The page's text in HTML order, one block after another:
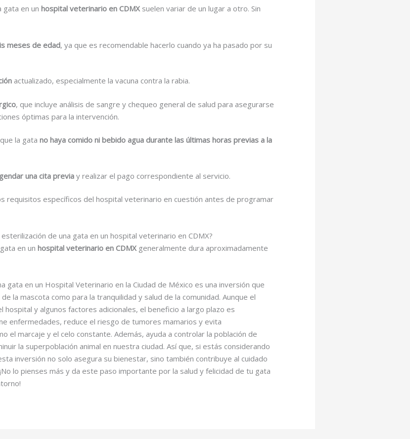
gata en un hospital veterinario en CDMX suelen variar de un lugar a otro. Sin
meses de edad, ya que es recomendable hacerlo cuando ya ha pasado por su
actualizado, especialmente la vacuna contra la rabia.
, que incluye análisis de sangre y chequeo general de salud para asegurarse
óptimas para la intervención.
la gata no haya comido ni bebido agua durante las últimas horas previas a la
una cita previay realizar el pago correspondiente al servicio.
requisitos específicos del hospital veterinario en cuestión antes de programar
de una gata en un hospital veterinario en CDMX?
en un hospital veterinario en CDMXgeneralmente dura aproximadamente
gata en un Hospital Veterinario en la Ciudad de México es una inversión que
la mascota como para la tranquilidad y salud de la comunidad. Aunque el
y algunos factores adicionales, el beneficio a largo plazo es
enfermedades, reduce el riesgo de tumores mamarios y evita
el marcaje y el celo constante. Además, ayuda a controlar la población de
la superpoblación animal en nuestra ciudad. Así que, si estás considerando
inversión no solo asegura su bienestar, sino también contribuye al cuidado
lo pienses más y da este paso importante por la salud y felicidad de tu gata